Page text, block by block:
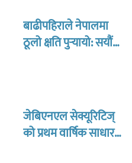
बाढीपहिराले नेपालमा
ठूलो क्षति पुर्‍यायो: सयौंको
जेबिएनएल सेक्यूरिटिज्
को प्रथम वार्षिक साधारण